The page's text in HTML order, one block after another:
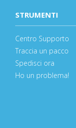
STRUMENTI
Centro Supporto
Traccia un pacco
Spedisci ora
Ho un problema!